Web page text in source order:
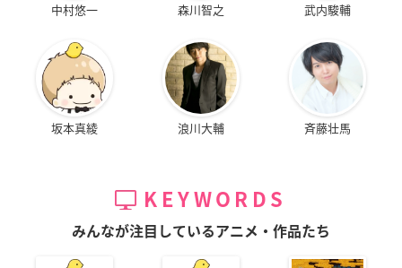
中村悠一 森川智之 武内駿輔
坂本真綾 浪川大輔 斉藤壮馬
KEYWORDS
みんなが注目しているアニメ・作品たち